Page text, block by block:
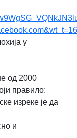
у
од 2000
правило:
изреке је да
и